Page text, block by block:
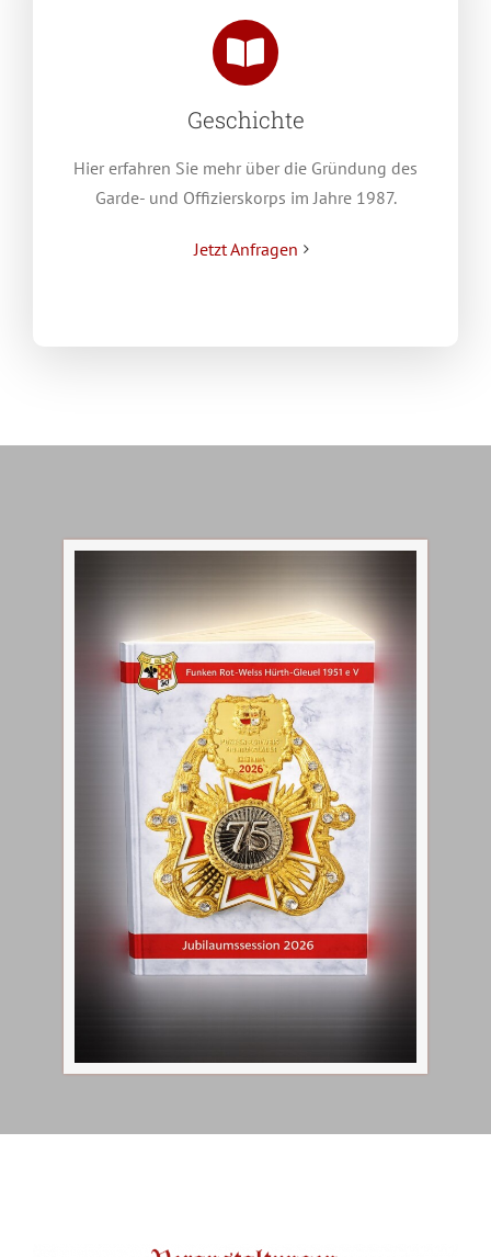
Geschichte
Hier erfahren Sie mehr über die Gründung des
Garde- und Offizierskorps im Jahre 1987.
Jetzt Anfragen